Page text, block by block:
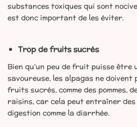
substances toxiques qui sont
est donc important de les éviter.
Trop de fruits sucrés
Bien qu'un peu de fruit puisse être
savoureuse, les alpagas ne
fruits sucrés, comme des pommes,
raisins, car cela peut entraîner des
digestion comme la diarrhée.